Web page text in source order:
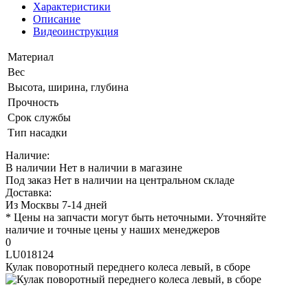
Характеристики
Описание
Видеоинструкция
Материал
Вес
Высота, ширина, глубина
Прочность
Срок службы
Тип насадки
Наличие:
В наличии Нет в наличии в магазине
Под заказ Нет в наличии на центральном складе
Доставка:
Из Москвы 7-14 дней
* Цены на запчасти могут быть неточными. Уточняйте
наличие и точные цены у наших менеджеров
0
LU018124
Кулак поворотный переднего колеса левый, в сборе